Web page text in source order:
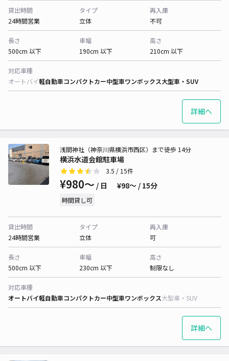
貸出時間
24時間営業
タイプ
立体
再入庫
不可
長さ
500cm 以下
車幅
190cm 以下
高さ
210cm 以下
対応車種
オートバイ軽自動車コンパクトカー中型車ワンボックス大型車・SUV
詳細へ
横浜水道会館駐車場
浅間神社（神奈川県横浜市西区）まで徒歩 14分
3.5 / 15件
¥980〜 / 日 ¥98〜 / 15分
時間貸し可
貸出時間
24時間営業
タイプ
立体
再入庫
可
長さ
500cm 以下
車幅
230cm 以下
高さ
制限なし
対応車種
オートバイ軽自動車コンパクトカー中型車ワンボックス大型車・SUV
詳細へ